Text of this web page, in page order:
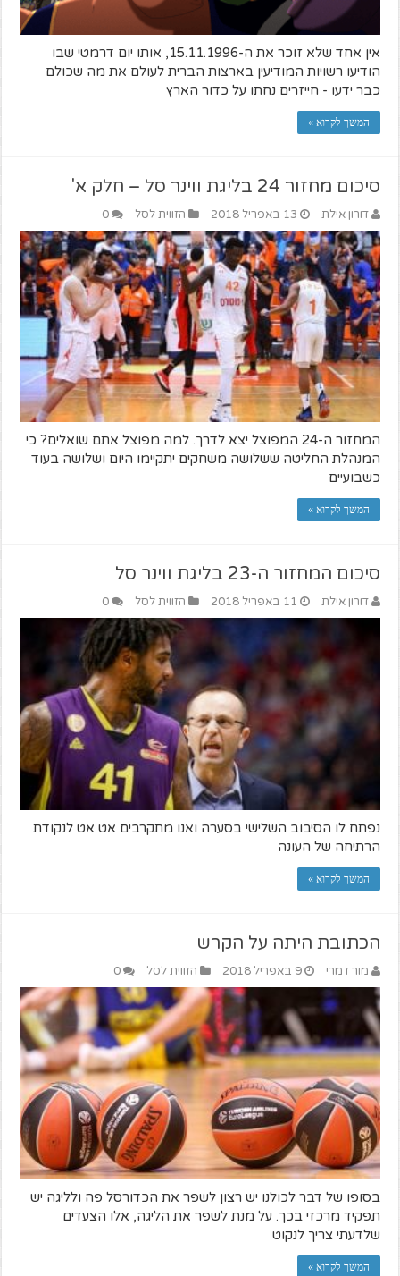
אין אחד שלא זוכר את ה-15.11.1996, אותו יום דרמטי שבו
הודיעו רשויות המודיעין בארצות הברית לעולם את מה שכולם
כבר ידעו - חייזרים נחתו על כדור הארץ
המשך לקרוא »
סיכום מחזור 24 בליגת ווינר סל – חלק א'
דורון אילת 13 באפריל 2018 הזווית לסל 0
המחזור ה-24 המפוצל יצא לדרך. למה מפוצל אתם שואלים? כי
המנהלת החליטה ששלושה משחקים יתקיימו היום ושלושה בעוד
כשבועיים
המשך לקרוא »
סיכום המחזור ה-23 בליגת ווינר סל
דורון אילת 11 באפריל 2018 הזווית לסל 0
נפתח לו הסיבוב השלישי בסערה ואנו מתקרבים אט אט לנקודת
הרתיחה של העונה
המשך לקרוא »
הכתובת היתה על הקרש
מור דמרי 9 באפריל 2018 הזווית לסל 0
בסופו של דבר לכולנו יש רצון לשפר את הכדורסל פה ולליגה יש
תפקיד מרכזי בכך. על מנת לשפר את הליגה, אלו הצעדים
שלדעתי צריך לנקוט
המשך לקרוא »